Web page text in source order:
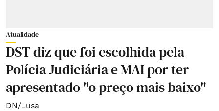
Atualidade
DST diz que foi escolhida pela
Polícia Judiciária e MAI por ter
apresentado "o preço mais baixo"
DN/Lusa